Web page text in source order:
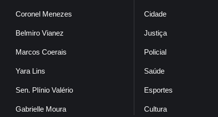
Coronel Menezes
Belmiro Vianez
Marcos Coerais
Yara Lins
Sen. Plínio Valério
Gabrielle Moura
Cidade
Justiça
Policial
Saúde
Esportes
Cultura